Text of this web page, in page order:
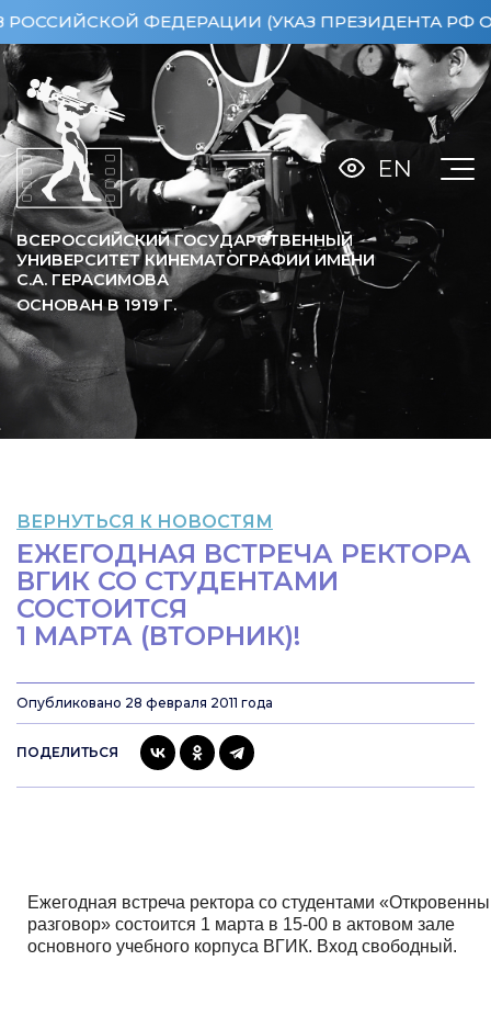
ФЕДЕРАЦИИ (УКАЗ ПРЕЗИДЕНТА РФ ОТ
ВСЕРОССИЙСКИЙ ГОСУДАРСТВЕННЫЙ
УНИВЕРСИТЕТ КИНЕМАТОГРАФИИ ИМЕНИ
С.А. ГЕРАСИМОВА
ОСНОВАН В 1919Г.
EN
ВЕРНУТЬСЯ К НОВОСТЯМ
ЕЖЕГОДНАЯ ВСТРЕЧА РЕКТОРА
ВГИК СО СТУДЕНТАМИ
СОСТОИТСЯ
1 МАРТА (ВТОРНИК)!
Опубликовано 28 февраля 2011 года
ПОДЕЛИТЬСЯ
Ежегодная встреча ректора со студентами
разговор» состоится 1 марта в 15-00 в актовом зале
основного учебного корпуса ВГИК. Вход свободный.